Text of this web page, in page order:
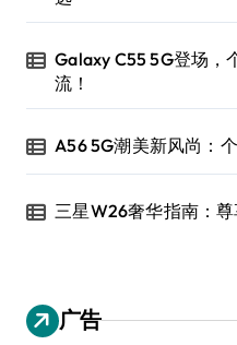
Galaxy C55 5G登场，
流！
A56 5G潮美新风尚：
三星W26奢华指南：
广告